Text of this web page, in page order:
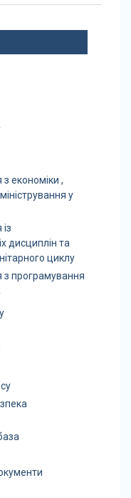
з економіки ,
у
дисциплін та
циклу
з програмування